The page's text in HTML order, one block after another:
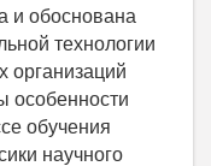
и обоснована
технологии
организаций
особенности
обучения
научного